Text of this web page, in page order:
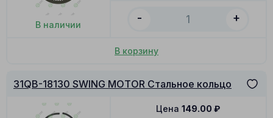
В наличии
- +
В корзину
31QB-18130 SWING MOTOR Стальное кольцо
Цена 149.00 ₽